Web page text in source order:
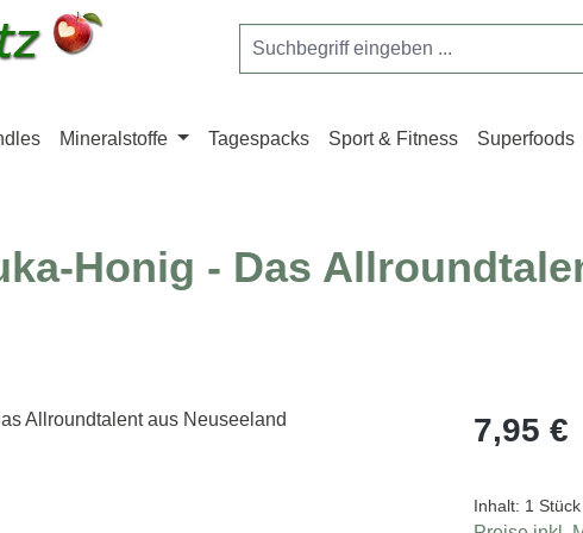
Mineralstoffe Tagespacks Sport & Fitness Superfoods
Honig - Das
Regulärer
7,95 €
Inhalt: 1 Stück